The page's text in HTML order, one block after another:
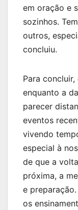
em oração e
sozinhos.
outros,
concluiu.
Para
enquanto a
parecer
eventos
vivendo
especial à
de que a
próxima, a
e
os